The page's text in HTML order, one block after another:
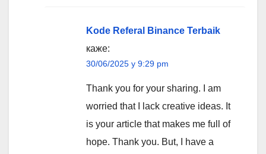
Kode Referal Binance Terbaik
каже:
30/06/2025 у 9:29 pm
Thank you for your sharing. I am
worried that I lack creative ideas. It
is your article that makes me full of
hope. Thank you. But, I have a